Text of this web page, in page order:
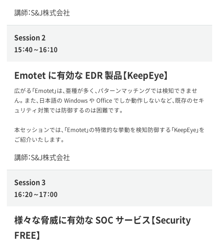
講師：S&J株式会社
Session 2
15：40～16：10
Emotet に有効な EDR 製品【KeepEye】
広がる「Emotet」は、亜種が多く、パターンマッチングでは検知できませ
ん。また、日本語の Windows や Office でしか動作しないなど、既存のセキ
ュリティ対策では防御するのは困難です。
本セッションでは、「Emotet」の特徴的な挙動を検知防御する「KeepEye」を
ご紹介いたします。
講師：S&J株式会社
Session 3
16：20～17：00
様々な脅威に有効な SOC サービス【Security
FREE】